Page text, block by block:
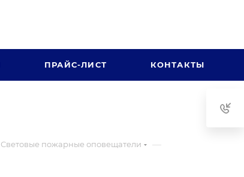
ПРАЙС-ЛИСТ КОНТАКТЫ
Световые пожарные оповещатели —